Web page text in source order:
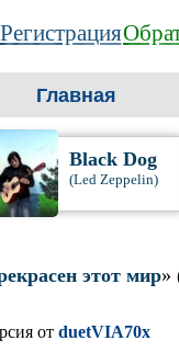
Регистрация
Главная
Black Dog
(Led Zeppelin)
этот мир»
от duetVIA70x